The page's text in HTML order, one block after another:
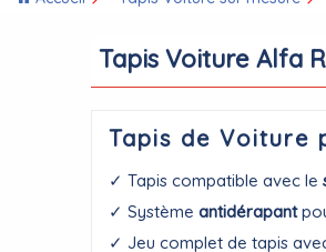
Tapis Voiture Alfa
Tapis de Voiture
✓ Tapis compatible avec le
✓ Systèmeantidérapant
✓ Jeu complet de tapis